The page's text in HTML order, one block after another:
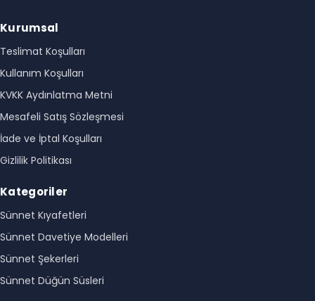
Kurumsal
Teslimat Koşulları
Kullanım Koşulları
KVKK Aydınlatma Metni
Mesafeli Satış Sözleşmesi
İade ve İptal Koşulları
Gizlilik Politikası
Kategoriler
Sünnet Kıyafetleri
Sünnet Davetiye Modelleri
Sünnet Şekerleri
Sünnet Düğün Süsleri